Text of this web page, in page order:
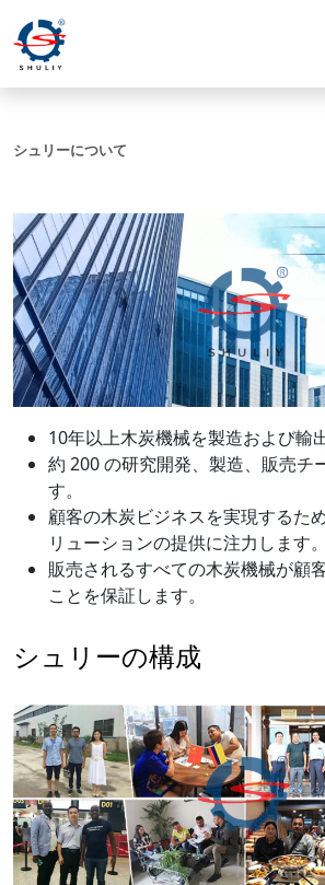
シュリーについて
10年以上木炭機械を製造および輸
約 200 の研究開発、製造、販売チ
す。
顧客の木炭ビジネスを実現するた
リューションの提供に注力します。
販売されるすべての木炭機械が顧
ことを保証します。
シュリーの構成